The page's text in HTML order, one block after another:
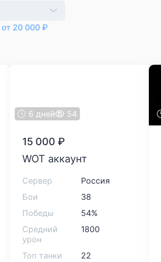
от 20 000 ₽
6 дней 54
15 000 ₽
WOT аккаунт
Сервер
Россия
Бои
38
Победы
54%
Средний
урон
1800
Топ танки
22